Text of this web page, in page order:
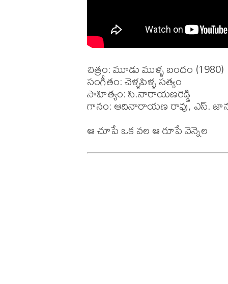
చిత్రం: మూడు ముళ్ళ బంధం (1980)
సంగీతం: చెళ్ళపిళ్ళ సత్యం
సాహిత్యం: సి.నారాయణరెడ్డి
గానం: ఆదినారాయణ రావు, ఎస్.